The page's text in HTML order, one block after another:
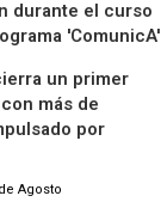
durante el curso
'ComunicA'
un primer
más de
por
Agosto